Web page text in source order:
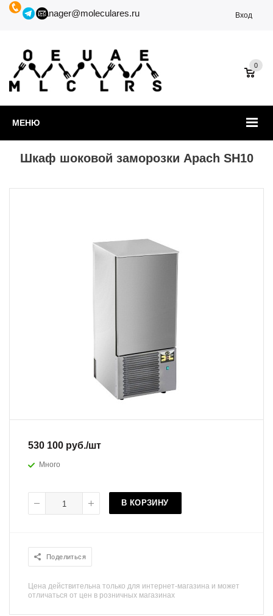
manager@moleculares.ru Вход
МЕНЮ
0
Шкаф шоковой заморозки Apach SH10
530 100 руб./шт
Много
В КОРЗИНУ
Поделиться
Цена действительна только для интернет-магазина и может
отличаться от цен в розничных магазинах